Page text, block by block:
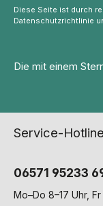
Diese Seite ist durch
Datenschutzrichtlinie
Die mit einem
Service-Hotline
06571 95233
Mo–Do 8–17 Uhr,